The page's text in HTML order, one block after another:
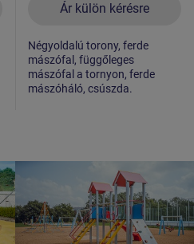
Ár külön kérésre
Négyoldalú torony, ferde
mászófal, függőleges
mászófal a tornyon, ferde
mászóháló, csúszda.